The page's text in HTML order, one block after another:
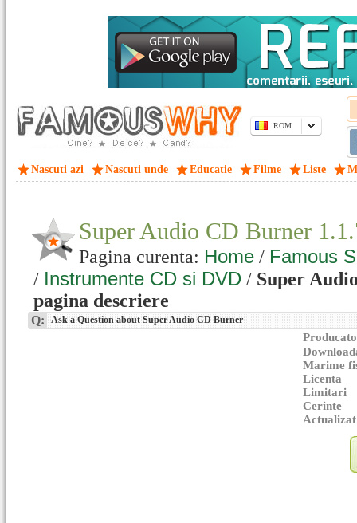
ROM
Nascuti azi Nascuti unde Educatie Filme Liste
Super Audio CD Burner
Pagina curenta: Home / Famous
/ Instrumente CD si DVD / Super
pagina descriere
Q: Ask a Question about Super Audio CD Burner
Marime
Licenta
Limitari
Cerinte